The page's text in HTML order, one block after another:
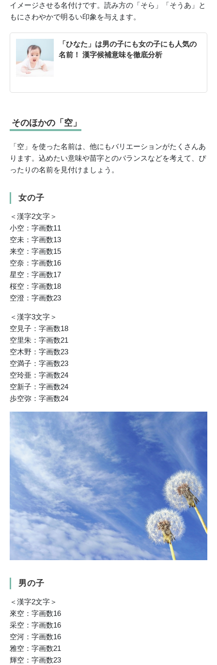
イメージさせる名付けです。読み方の「そら」「そうあ」と
もにさわやかで明るい印象を与えます。
「ひなた」は男の子にも女の子にも人気の
名前！ 漢字候補意味を徹底分析
そのほかの「空」
「空」を使った名前は、他にもバリエーションがたくさんあ
ります。込めたい意味や苗字とのバランスなどを考えて、ぴ
ったりの名前を見付けましょう。
女の子
＜漢字2文字＞
小空：字画数11
空未：字画数13
来空：字画数15
空奈：字画数16
星空：字画数17
桜空：字画数18
空澄：字画数23
＜漢字3文字＞
空見子：字画数18
空里朱：字画数21
空木野：字画数23
空満子：字画数23
空玲亜：字画数24
空新子：字画数24
歩空弥：字画数24
男の子
＜漢字2文字＞
來空：字画数16
采空：字画数16
空河：字画数16
雅空：字画数21
輝空：字画数23